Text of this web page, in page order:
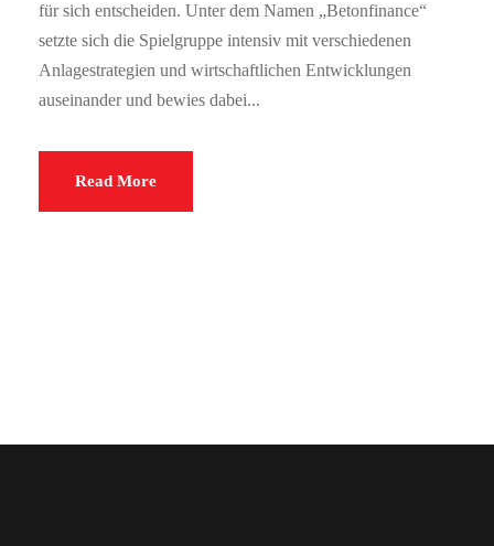
für sich entscheiden. Unter dem Namen „Betonfinance“
setzte sich die Spielgruppe intensiv mit verschiedenen
Anlagestrategien und wirtschaftlichen Entwicklungen
auseinander und bewies dabei...
Read More